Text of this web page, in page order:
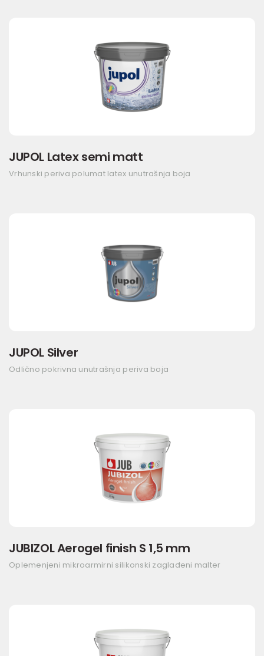
JUPOL Latex semi matt
Vrhunski periva polumat latex unutrašnja boja
JUPOL Silver
Odlično pokrivna unutrašnja periva boja
JUBIZOL Aerogel finish S 1,5 mm
Oplemenjeni mikroarmirni silikonski zaglađeni malter